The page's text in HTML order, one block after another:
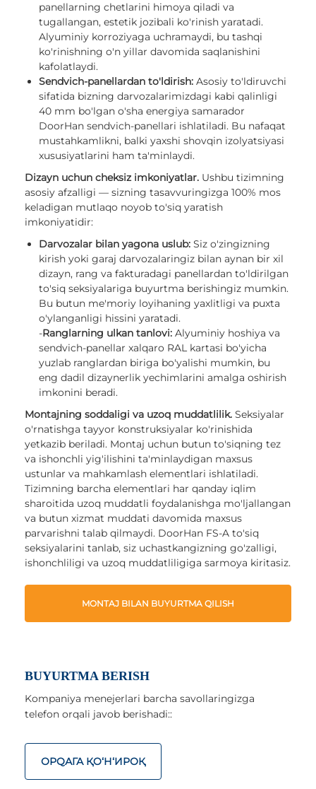
panellarning chetlarini himoya qiladi va
tugallangan, estetik jozibali ko'rinish yaratadi.
Alyuminiy korroziyaga uchramaydi, bu tashqi
ko'rinishning o'n yillar davomida saqlanishini
kafolatlaydi.
Sendvich-panellardan to'ldirish: Asosiy to'ldiruvchi
sifatida bizning darvozalarimizdagi kabi qalinligi
40 mm bo'lgan o'sha energiya samarador
DoorHan sendvich-panellari ishlatiladi. Bu nafaqat
mustahkamlikni, balki yaxshi shovqin izolyatsiyasi
xususiyatlarini ham ta'minlaydi.
Dizayn uchun cheksiz imkoniyatlar. Ushbu tizimning
asosiy afzalligi — sizning tasavvuringizga 100% mos
keladigan mutlaqo noyob to'siq yaratish
imkoniyatidir:
Darvozalar bilan yagona uslub: Siz o'zingizning
kirish yoki garaj darvozalaringiz bilan aynan bir xil
dizayn, rang va fakturadagi panellardan to'ldirilgan
to'siq seksiyalariga buyurtma berishingiz mumkin.
Bu butun me'moriy loyihaning yaxlitligi va puxta
o'ylanganligi hissini yaratadi.
-Ranglarning ulkan tanlovi: Alyuminiy hoshiya va
sendvich-panellar xalqaro RAL kartasi bo'yicha
yuzlab ranglardan biriga bo'yalishi mumkin, bu
eng dadil dizaynerlik yechimlarini amalga oshirish
imkonini beradi.
Montajning soddaligi va uzoq muddatlilik. Seksiyalar
o'rnatishga tayyor konstruksiyalar ko'rinishida
yetkazib beriladi. Montaj uchun butun to'siqning tez
va ishonchli yig'ilishini ta'minlaydigan maxsus
ustunlar va mahkamlash elementlari ishlatiladi.
Tizimning barcha elementlari har qanday iqlim
sharoitida uzoq muddatli foydalanishga mo'ljallangan
va butun xizmat muddati davomida maxsus
parvarishni talab qilmaydi. DoorHan FS-A to'siq
seksiyalarini tanlab, siz uchastkangizning go'zalligi,
ishonchliligi va uzoq muddatliligiga sarmoya kiritasiz.
MONTAJ BILAN BUYURTMA QILISH
BUYURTMA BERISH
Kompaniya menejerlari barcha savollaringizga
telefon orqali javob berishadi::
ОРQАГА ҚO‘Н‘ИРОҚ